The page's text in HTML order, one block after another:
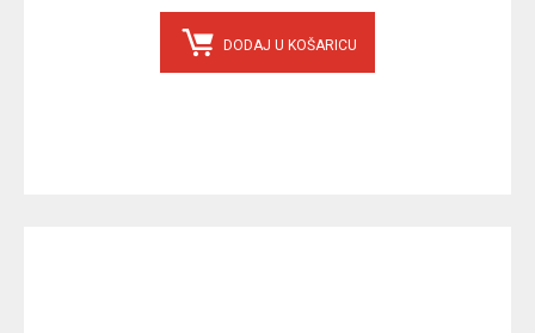
DODAJ U KOŠARICU